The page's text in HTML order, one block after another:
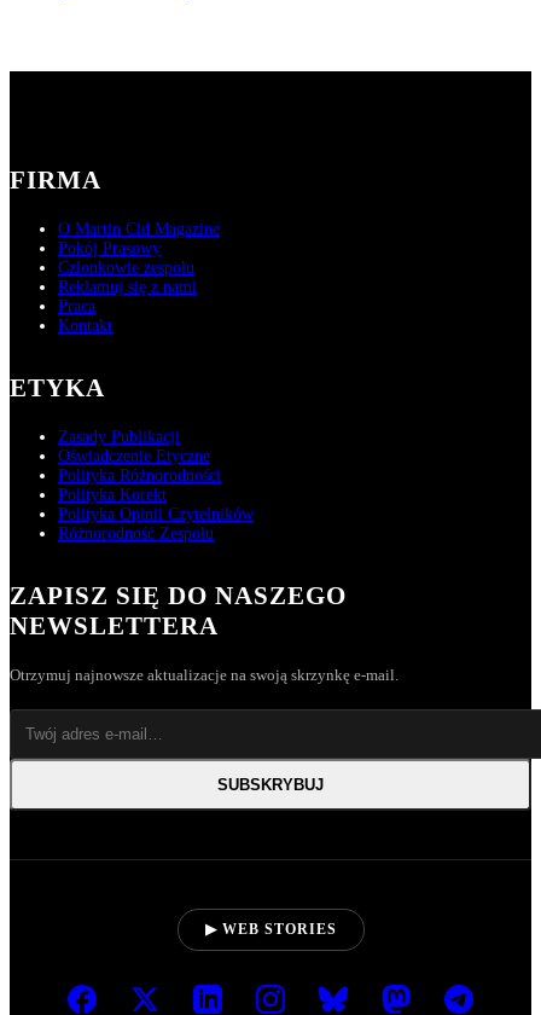
FIRMA
O Martin Cid Magazine
Pokój Prasowy
Członkowie zespołu
Reklamuj się z nami
Praca
Kontakt
ETYKA
Zasady Publikacji
Oświadczenie Etyczne
Polityka Różnorodności
Polityka Korekt
Polityka Opinii Czytelników
Różnorodność Zespołu
ZAPISZ SIĘ DO NASZEGO
NEWSLETTERA
Otrzymuj najnowsze aktualizacje na swoją skrzynkę e-mail.
SUBSKRYBUJ
▶ WEB STORIES